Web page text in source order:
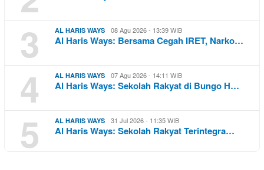
3 AL HARIS WAYS 08 Agu 2026 - 13:39 WIB
Al Haris Ways: Bersama Cegah IRET, Narko…
4 AL HARIS WAYS 07 Agu 2026 - 14:11 WIB
Al Haris Ways: Sekolah Rakyat di Bungo H…
5 AL HARIS WAYS 31 Jul 2026 - 11:35 WIB
Al Haris Ways: Sekolah Rakyat Terintegra…